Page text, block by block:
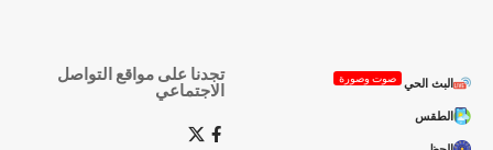
البث الحي صوت وصورة
الطقس
تجدنا على مواقع التواصل
الاجتماعي